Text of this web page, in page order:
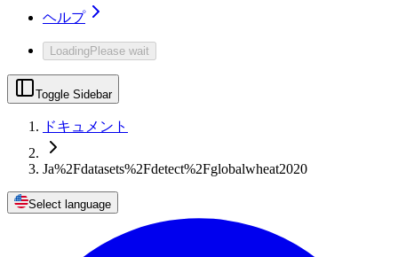
ヘルプ
LoadingPlease wait
Toggle Sidebar
ドキュメント
Ja%2Fdatasets%2Fdetect%2Fglobalwheat2020
Select language